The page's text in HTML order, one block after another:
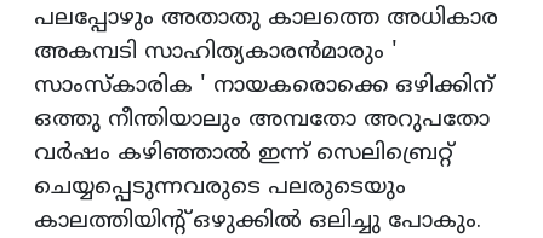
പലപ്പോഴും അതാതു കാലത്തെ അധികാര
അകമ്പടി സാഹിത്യകാരൻമാരും '
സാംസ്‌കാരിക ' നായകരൊക്കെ ഒഴിക്കിന്
ഒത്തു നീന്തിയാലും അമ്പതോ അറുപതോ
വർഷം കഴിഞ്ഞാൽ ഇന്ന് സെലിബ്രെറ്റ്
ചെയ്യപ്പെടുന്നവരുടെ പലരുടെയും
കാലത്തിയിന്റ് ഒഴുക്കിൽ ഒലിച്ചു പോകും.